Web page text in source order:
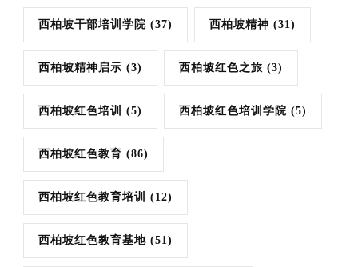
西柏坡干部培训学院 (37) 西柏坡精神 (31)
西柏坡精神启示 (3) 西柏坡红色之旅 (3)
西柏坡红色培训 (5) 西柏坡红色培训学院 (5)
西柏坡红色教育 (86)
西柏坡红色教育培训 (12)
西柏坡红色教育基地 (51)